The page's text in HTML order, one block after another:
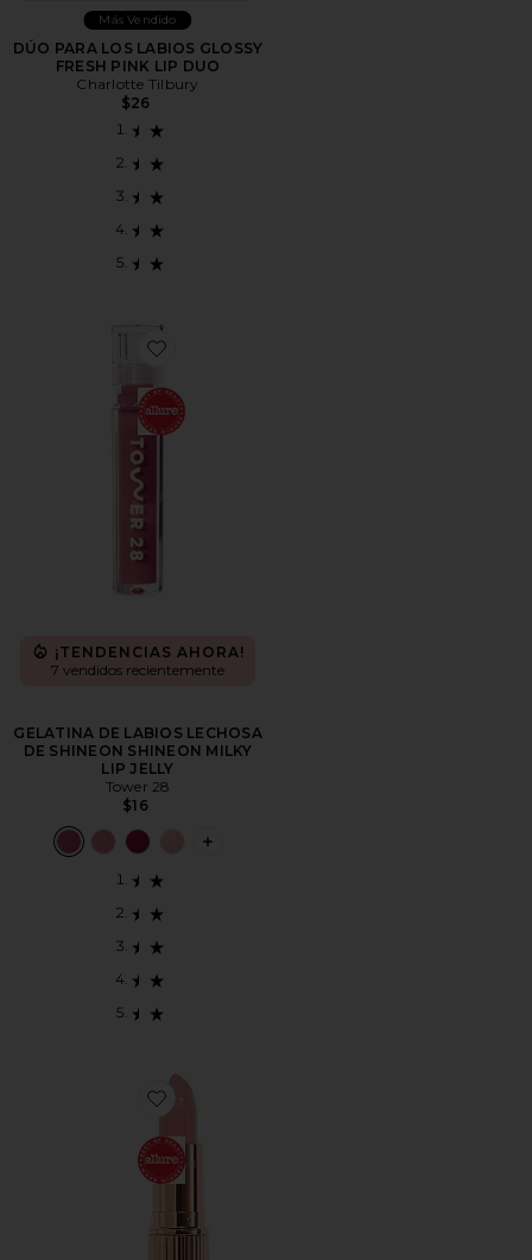
Más Vendido
DÚO PARA LOS LABIOS GLOSSY
FRESH PINK LIP DUO
Charlotte Tilbury
$26
Favorite GELATINA DE LABIOS LECHOSA DE
¡TENDENCIAS AHORA!
7 vendidos recientemente
GELATINA DE LABIOS LECHOSA
DE SHINEON SHINEON MILKY
LIP JELLY
Tower 28
$16
PLUS ICON TO SEE MORE OPTIONS
Favorite BARRA LABIOS K.I.S.S.I.N.G. LIPSTICK